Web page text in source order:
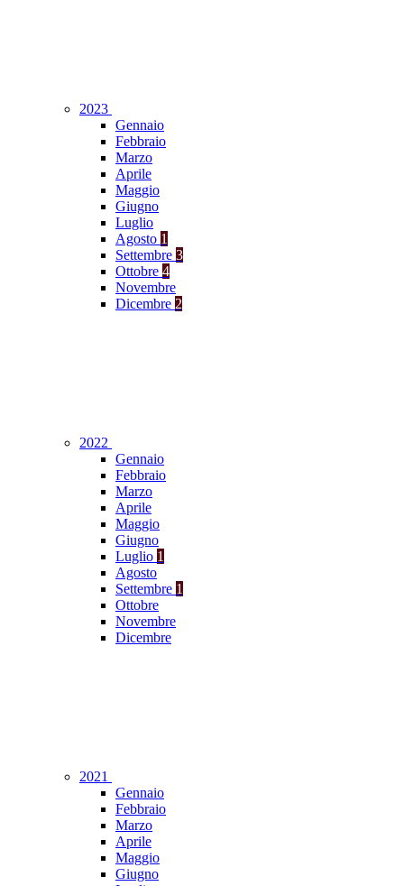
2023
Gennaio
Febbraio
Marzo
Aprile
Maggio
Giugno
Luglio
Agosto 1
Settembre 3
Ottobre 4
Novembre
Dicembre 2
2022
Gennaio
Febbraio
Marzo
Aprile
Maggio
Giugno
Luglio 1
Agosto
Settembre 1
Ottobre
Novembre
Dicembre
2021
Gennaio
Febbraio
Marzo
Aprile
Maggio
Giugno